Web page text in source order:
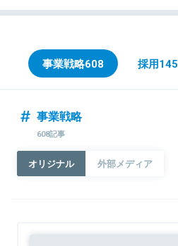
事業戦略608 採用145
事業戦略
608記事
オリジナル 外部メディア